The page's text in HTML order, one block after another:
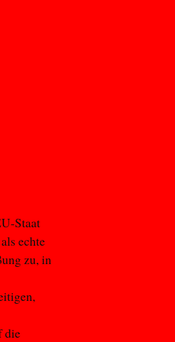
Staat
echte
zu, in
die